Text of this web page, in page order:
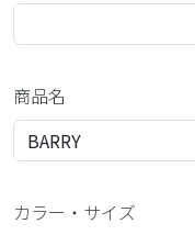
商品名
カラー・サイズ